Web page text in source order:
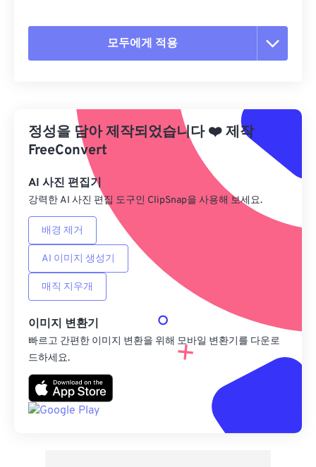
모두에게 적용
사전 설정에서 적용
사전 설정으로 저장
정성을 담아 제작되었습니다❤️제작
FreeConvert
AI 사진 편집기
강력한 AI 사진 편집 도구인 ClipSnap을 사용해 보세요.
배경 제거
AI 이미지 생성기
매직 지우개
이미지 변환기
빠르고 간편한 이미지 변환을 위해 모바일 변환기를 다운로
드하세요.